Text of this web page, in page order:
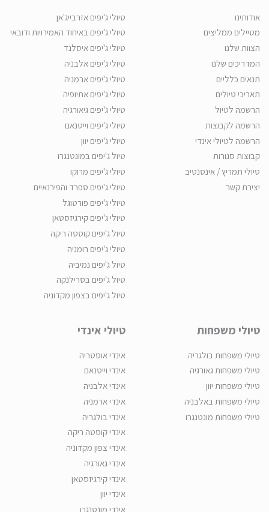
אודותינו
מטיילים ממליצים
הצוות שלנו
המדריכים שלנו
תנאים כלליים
תאריכי טיולים
הרשמה לטיול
הרשמה לקבוצות
הרשמה לטיולי אינדי
קבוצות סגורות
טיולי תמריץ / אינסנטיב
יצירת קשר
טיולי ג'יפים אזרבייג'אן
טיולי ג'יפים באיחוד האמירויות ודובאי
טיולי ג'יפים איסלנד
טיולי ג'יפים אלבניה
טיולי ג'יפים ארמניה
טיולי ג'יפים אתיופיה
טיולי ג'יפים גיאורגיה
טיולי ג'יפים וייטנאם
טיולי ג'יפים יוון
טיול ג'יפים במונטנגרו
טיולי ג'יפים מרוקו
טיולי ג'יפים ספרד והפירנאיים
טיולי ג'יפים פורטוגל
טיולי ג'יפים קירגיזסטאן
טיול ג'יפים קוסטה ריקה
טיולי ג'יפים רומניה
טיול ג'יפים נמיביה
טיול ג'יפים בסרילנקה
טיול ג'יפים בצפון מקדוניה
טיולי משפחות
טיולי משפחות בולגריה
טיולי משפחות גאורגיה
טיולי משפחות יוון
טיולי משפחות באלבניה
טיולי משפחות מונטנגרו
טיולי אינדי
אינדי אוסטריה
אינדי וייטנאם
אינדי אלבניה
אינדי ארמניה
אינדי בולגריה
אינדי קוסטה ריקה
אינדי צפון מקדוניה
אינדי גאורגיה
אינדי קירגיזסטאן
אינדי יוון
אינדי מונטנגרו